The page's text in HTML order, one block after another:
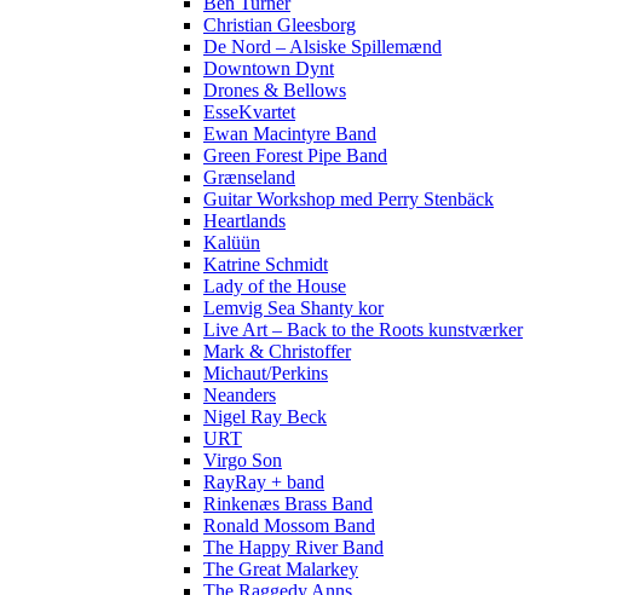
Christian Gleesborg
De Nord – Alsiske Spillemænd
Downtown Dynt
Drones & Bellows
EsseKvartet
Ewan Macintyre Band
Green Forest Pipe Band
Grænseland
Guitar Workshop med Perry Stenbäck
Heartlands
Kalüün
Katrine Schmidt
Lady of the House
Lemvig Sea Shanty kor
Live Art – Back to the Roots kunstværker
Mark & Christoffer
Michaut/Perkins
Neanders
Nigel Ray Beck
URT
Virgo Son
RayRay + band
Rinkenæs Brass Band
Ronald Mossom Band
The Happy River Band
The Great Malarkey
The Raggedy Anns